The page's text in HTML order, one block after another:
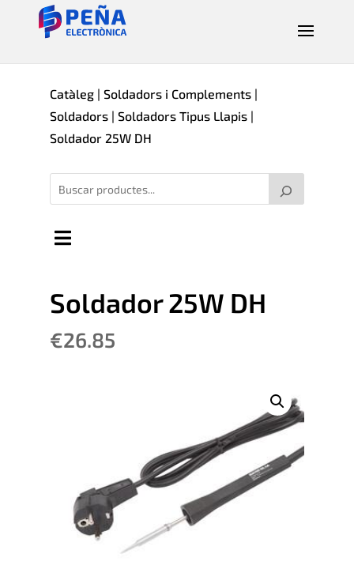
Catàleg| Soldadors i Complements|
Soldadors| Soldadors Tipus Llapis|
Soldador 25W DH
Soldador 25W DH
€26.85